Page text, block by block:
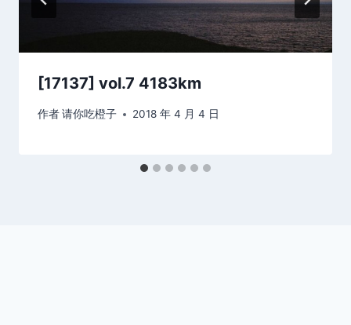
[17137] vol.7 4183km
作者请你吃橙子 2018 年 4 月 4 日